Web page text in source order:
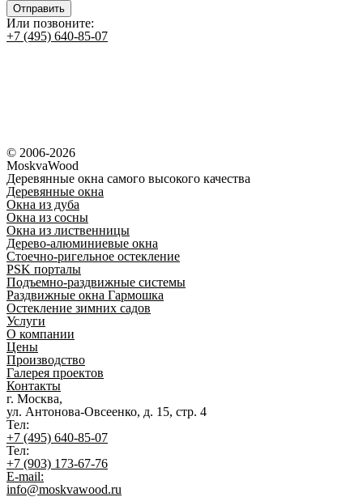
Отправить
Или позвоните:
+7 (495) 640-85-07
© 2006-2026
MoskvaWood
Деревянные окна самого высокого качества
Деревянные окна
Окна из дуба
Окна из сосны
Окна из лиственницы
Дерево-алюминиевые окна
Стоечно-ригельное остекление
PSK порталы
Подъемно-раздвижные системы
Раздвижные окна Гармошка
Остекление зимних садов
Услуги
О компании
Цены
Производство
Галерея проектов
Контакты
г. Москва,
ул. Антонова-Овсеенко, д. 15, стр. 4
Тел:
+7 (495) 640-85-07
Тел:
+7 (903) 173-67-76
E-mail:
info@moskvawood.ru